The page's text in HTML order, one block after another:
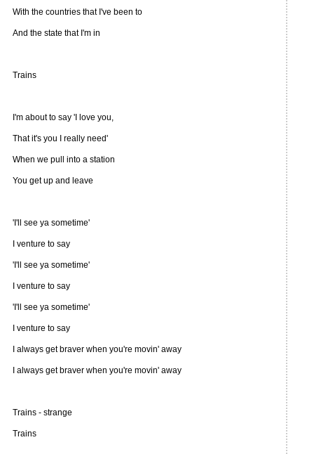
With the countries that I've been to
And the state that I'm in
Trains
I'm about to say 'I love you,
That it's you I really need'
When we pull into a station
You get up and leave
'I'll see ya sometime'
I venture to say
'I'll see ya sometime'
I venture to say
'I'll see ya sometime'
I venture to say
I always get braver when you're movin' away
I always get braver when you're movin' away
Trains - strange
Trains